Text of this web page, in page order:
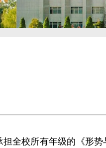
担全校所有年级的《形